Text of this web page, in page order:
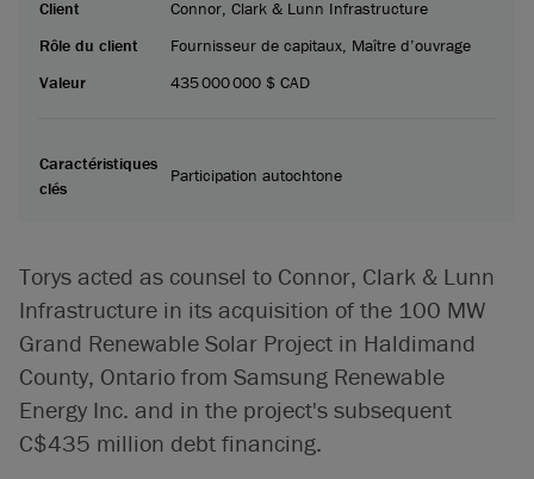
Torys acted as counsel to Connor, Clark & Lunn
Infrastructure in its acquisition of the 100 MW
Grand Renewable Solar Project in Haldimand
County, Ontario from Samsung Renewable
Energy Inc. and in the project's subsequent
C$435 million debt financing.
Client
Connor, Clark & Lunn Infrastructure
Rôle du client
Fournisseur de capitaux, Maître d’ouvrage
Valeur
435 000 000 $ CAD
Caractéristiques
clés
Participation autochtone